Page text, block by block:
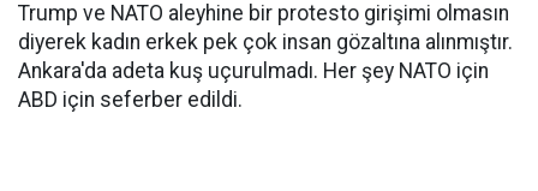
Trump ve NATO aleyhine bir protesto girişimi olmasın
diyerek kadın erkek pek çok insan gözaltına alınmıştır.
Ankara'da adeta kuş uçurulmadı. Her şey NATO için
ABD için seferber edildi.